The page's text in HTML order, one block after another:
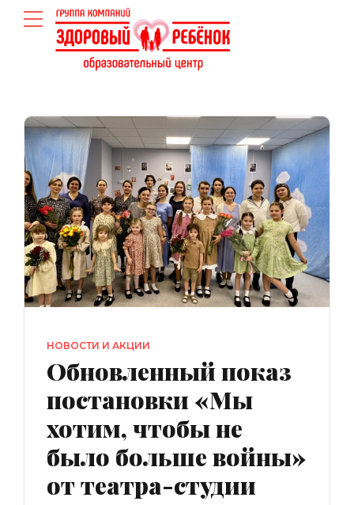
НОВОСТИ И АКЦИИ
Обновленный показ
постановки «Мы
хотим, чтобы не
было больше войны»
от театра-студии